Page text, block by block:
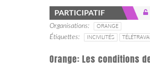
PARTICIPATIF
Organisations
ORANGE
Étiquettes
INCIVILITÉS
Orange: Les conditions